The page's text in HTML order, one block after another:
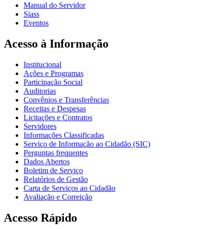
Manual do Servidor
Siass
Eventos
Acesso à Informação
Institucional
Ações e Programas
Participação Social
Auditorias
Convênios e Transferências
Receitas e Despesas
Licitações e Contratos
Servidores
Informações Classificadas
Serviço de Informação ao Cidadão (SIC)
Perguntas frequentes
Dados Abertos
Boletim de Serviço
Relatórios de Gestão
Carta de Serviços ao Cidadão
Avaliação e Correição
Acesso Rápido